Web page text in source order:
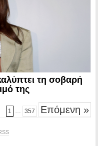
τη σοβαρή
της
1 … 357 Επόμενη »